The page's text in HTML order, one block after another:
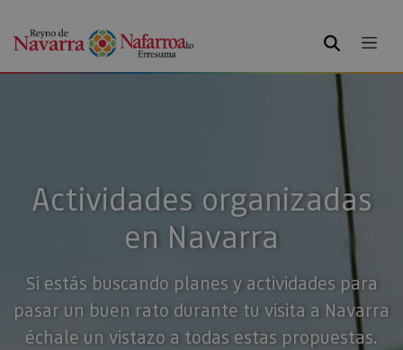
BUSCAR
Actividades organizadas
en Navarra
Si estás buscando planes y actividades para
pasar un buen rato durante tu visita a Navarra
échale un vistazo a todas estas propuestas.